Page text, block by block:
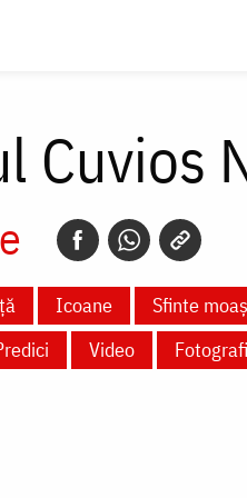
Cuvios
Icoane Sfinte
Video